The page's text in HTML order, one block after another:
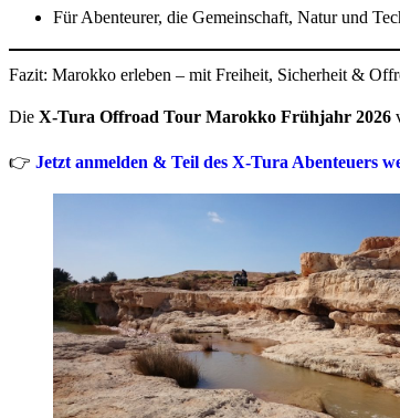
Für Abenteurer, die Gemeinschaft, Natur und
Fazit: Marokko erleben – mit Freiheit, Sicherheit &
Die X-Tura Offroad Tour Marokko Frühjahr 2026
👉 Jetzt anmelden & Teil des X-Tura Abenteuers